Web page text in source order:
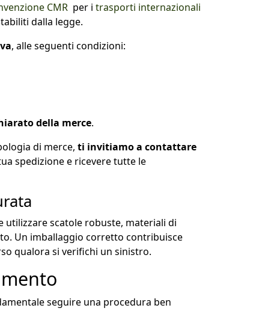
CMR per i trasporti internazionali
dalla legge.
, alle seguenti condizioni:
della merce.
di merce, ti invitiamo a contattare
spedizione e ricevere tutte le
utilizzare scatole robuste, materiali di
Un imballaggio corretto contribuisce
qualora si verifichi un sinistro.
seguire una procedura ben